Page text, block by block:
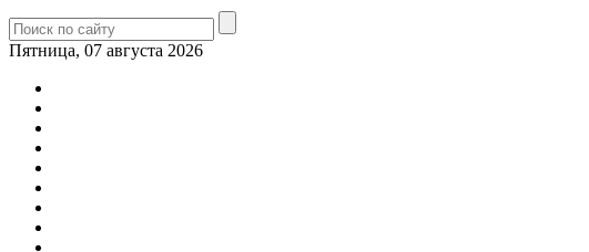
Пятница, 07 августа 2026